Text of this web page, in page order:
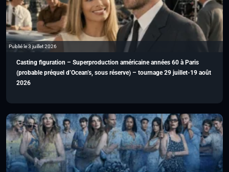
Publié le 3 juillet 2026
Casting figuration – Superproduction américaine années 60 à Paris
(probable préquel d’Ocean’s, sous réserve) – tournage 29 juillet-19 août
2026